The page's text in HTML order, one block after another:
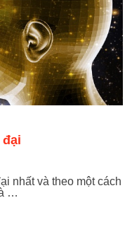
nhất và theo một cách
…